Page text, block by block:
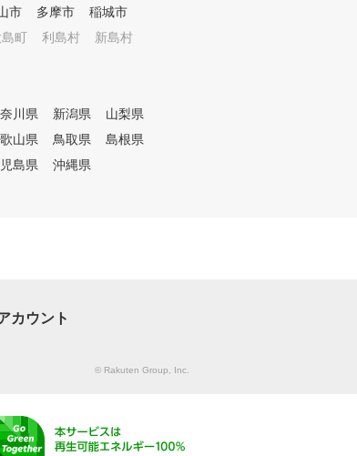
ることができる高精度シュミ
ることで、自分のゴルフの癖
くることを実感できるように
てきます。 ■パッティング
習 “プロや上級者になるほど
合わない」など課題をレッス
市 多摩市
稲城市
島町 利島村
新島村
川県 新潟県
山梨県
山県 鳥取県
島根県
島県 沖縄県
カウント
© Rakuten Group, Inc.